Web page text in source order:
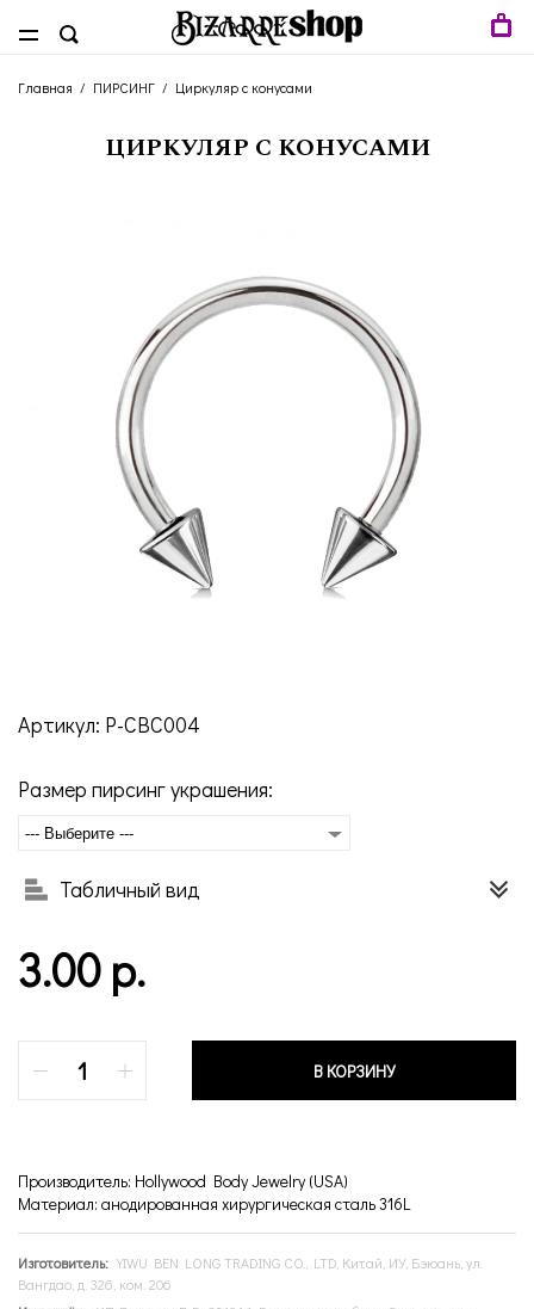
Главная / ПИРСИНГ / Циркуляр с конусами
ЦИРКУЛЯР С КОНУСАМИ
Артикул: P-CBС004
Размер пирсинг украшения:
--- Выберите ---
Табличный вид
3.00 р.
В КОРЗИНУ
Производитель: Hollywood Body Jewelry (USA)
Материал: анодированная хирургическая сталь 316L
Изготовитель: YIWU BEN LONG TRADING CO., LTD, Китай, ИУ, Бэюань, ул.
Вангдао, д. 326, ком. 206